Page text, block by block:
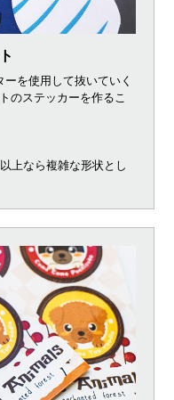
を使用して抜いていく
のステッカーを作るこ
上なら複雑な形状とし